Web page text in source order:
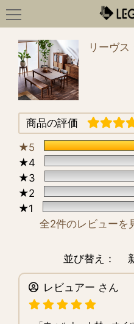
リーヴ
商品の評価
★5
★4
★3
★2
★1
全2件のレビューを
並び替え：
レビュアー さん